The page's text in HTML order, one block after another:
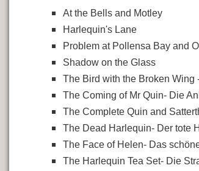
At the Bells and Motley
Harlequin's Lane
Problem at Pollensa Bay and
Shadow on the Glass
The Bird with the Broken Wing
The Coming of Mr Quin- Die
The Complete Quin and
The Dead Harlequin- Der tote
The Face of Helen- Das
The Harlequin Tea Set- Die